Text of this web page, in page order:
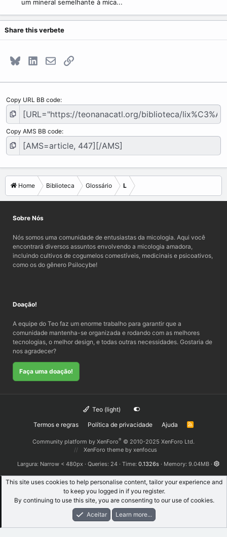
um mineral semelhante à mica...
Share this verbete
Bluesky LinkedInE-mailLink
Copy URL BB code
Copy AMS BB code
Home Biblioteca Glossário L
Sobre Nós
Nós somos uma comunidade de entusiastas da micologia. Aqui você
encontrará diversos assuntos envolvendo a micologia amadora,
incluindo cultivos de cogumelos comestíveis, medicinais e psicoativos,
como os do gênero Psilocybe!
Doação!
A equipe do Teo faz um enorme trabalho para garantir que a
comunidade mantenha-se organizada e rodando com as melhores
tecnologias, o melhor design, e todas outras necessidades. Gostaria de
nos agradecer?
Faça uma doação!
Teo (light)
Termos e regras
Política de privacidade Ajuda
R
Community platform by XenForo® © 2010-2025 XenForo Ltd.
XenForo theme by xenfocus
Largura
Queries 24 Time 0.1326s Memory 9.04MB
This site uses cookies to help personalise content, tailor your experience and
to keep you logged in if you register.
By continuing to use this site, you are consenting to our use of cookies.
Aceitar
Learn more...